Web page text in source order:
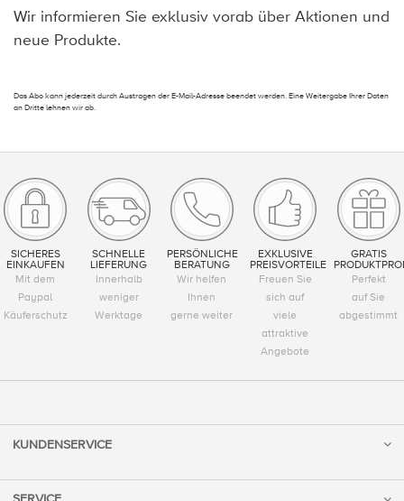
Wir informieren Sie exklusiv vorab über Aktionen und
neue Produkte.
Das Abo kann jederzeit durch Austragen der E-Mail-Adresse beendet werden. Eine Weitergabe Ihrer Daten
an Dritte lehnen wir ab.
SICHERES
EINKAUFEN
Mit dem
Paypal
Käuferschutz
SCHNELLE
LIEFERUNG
Innerhalb
weniger
Werktage
PERSÖNLICHE
BERATUNG
Wir helfen
Ihnen
gerne weiter
EXKLUSIVE
PREISVORTEILE
Freuen Sie
sich auf
viele
attraktive
Angebote
GRATIS
Perfekt
auf Sie
abgestimmt
KUNDENSERVICE